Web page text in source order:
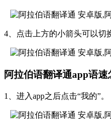
4、点击上方的小箭头可以切
阿拉伯语翻译通app语速
1、进入app之后点击“我的”。